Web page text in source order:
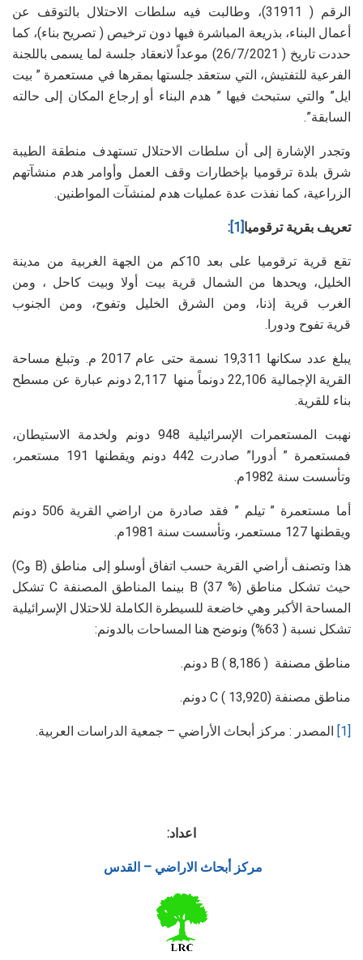
الرقم ( 31911)، وطالبت فيه سلطات الاحتلال بالتوقف عن
أعمال البناء، بذريعة المباشرة فيها دون ترخيص ( تصريح بناء)، كما
حددت تاريخ ( 26/7/2021) موعداً لانعقاد جلسة لما يسمى باللجنة
الفرعية للتفتيش، التي ستعقد جلستها بمقرها في مستعمرة ” بيت
ايل” والتي ستبحث فيها ” هدم البناء أو إرجاع المكان إلى حالته
السابقة”.
وتجدر الإشارة إلى أن سلطات الاحتلال تستهدف منطقة الطيبة
شرق بلدة ترقوميا بإخطارات وقف العمل وأوامر هدم منشآتهم
الزراعية، كما نفذت عدة عمليات هدم لمنشآت المواطنين.
تعريف بقرية ترقوميا[1]
:
تقع قرية ترقوميا على بعد 10كم من الجهة الغربية من مدينة
الخليل، ويحدها من الشمال قرية بيت أولا وبيت كاحل ، ومن
الغرب قرية إذنا، ومن الشرق الخليل وتفوح، ومن الجنوب
قرية تفوح ودورا.
يبلغ عدد سكانها 19,311 نسمة حتى عام 2017 م. وتبلغ مساحة
القرية الإجمالية 22,106 دونماً منها 2,117 دونم عبارة عن مسطح
بناء للقرية.
نهبت المستعمرات الإسرائيلية 948 دونم ولخدمة الاستيطان،
فمستعمرة ” أدورا” صادرت 442 دونم ويقطنها 191 مستعمر،
وتأسست سنة 1982م.
أما مستعمرة ” تيلم ” فقد صادرة من اراضي القرية 506 دونم
ويقطنها 127 مستعمر، وتأسست سنة 1981م.
هذا وتصنف أراضي القرية حسب اتفاق أوسلو إلى مناطق (B وC)
حيث تشكل مناطق B (37 %) بينما المناطق المصنفة C تشكل
المساحة الأكبر وهي خاضعة للسيطرة الكاملة للاحتلال الإسرائيلية
تشكل نسبة ( 63%) ونوضح هنا المساحات بالدونم:
مناطق مصنفة B ( 8,186 ) دونم.
مناطق مصنفة C ( 13,920) دونم.
[1] المصدر : مركز أبحاث الأراضي – جمعية الدراسات العربية.
اعداد:
مركز أبحاث الاراضي – القدس